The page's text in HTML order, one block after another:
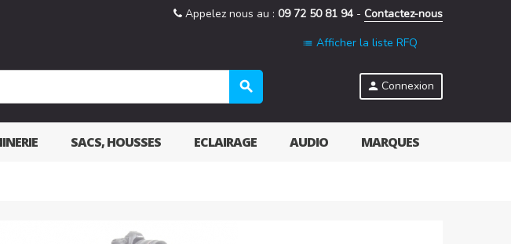
Appelez nous au : 09 72 50 81 94 - Contactez-nous
list Afficher la liste RFQ
search person Connexion
SACS, HOUSSES ECLAIRAGE AUDIO MARQUES